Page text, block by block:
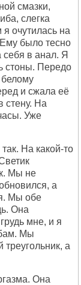
смазки,
слегка
очутилась на
было тесно
себя в анал. Я
стоны. Передо
и сжала её
стену. На
Уже
На какой-то
Мы не
а
Мы обе
Она
мне, и я
Мы
треугольник, а
Она